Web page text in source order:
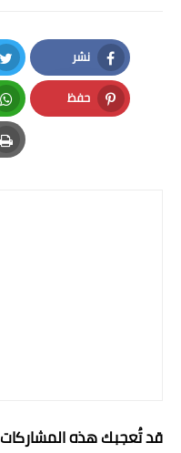
نشر
Facebook
حفظ
Pinterest
قد تُعجبك هذه المشاركات